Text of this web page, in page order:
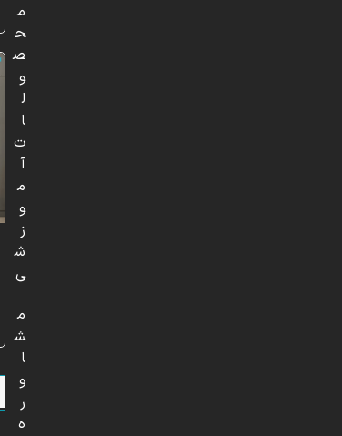
م
ح
ص
و
ل
ا
ت
آ
م
و
ز
ش
ی
م
ش
ا
و
ر
ه